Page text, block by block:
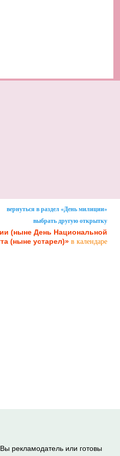
вернуться в раздел «День милиции»
выбрать другую открытку
(ныне День Национальной
(ныне устарел)» в календаре
рекламодатель или готовы